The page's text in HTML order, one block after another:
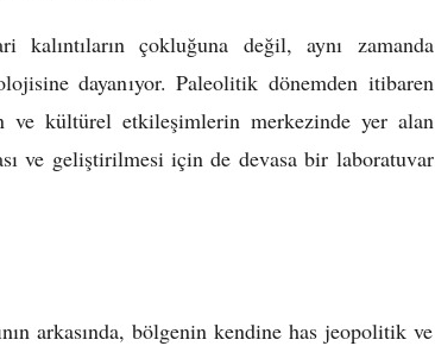
çokluğuna değil, aynı zamanda
dayanıyor. Paleolitik dönemden itibaren
ve kültürel etkileşimlerin merkezinde yer alan
ve geliştirilmesi için de devasa bir laboratuvar
arkasında, bölgenin kendine has jeopolitik ve